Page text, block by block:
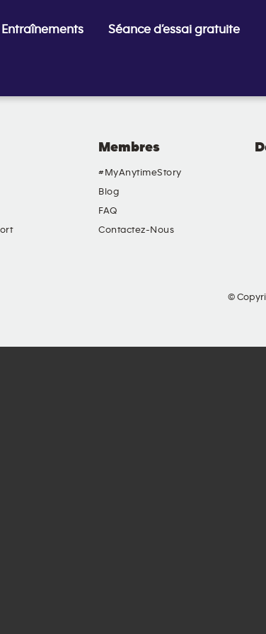
Entraînements Séance d’essai gratuite
Membres
#MyAnytimeStory
Blog
FAQ
Contactez-Nous
©